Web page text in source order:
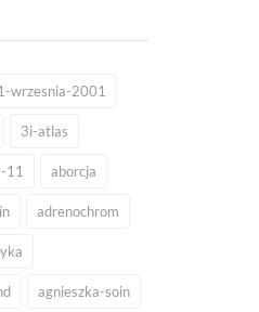
wrzesnia-2001
3i-atlas
11 aborcja
adrenochrom
agnieszka-soin